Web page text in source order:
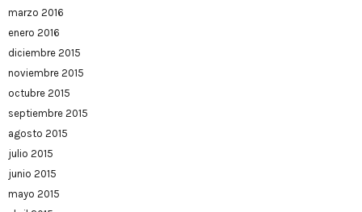
marzo 2016
enero 2016
diciembre 2015
noviembre 2015
octubre 2015
septiembre 2015
agosto 2015
julio 2015
junio 2015
mayo 2015